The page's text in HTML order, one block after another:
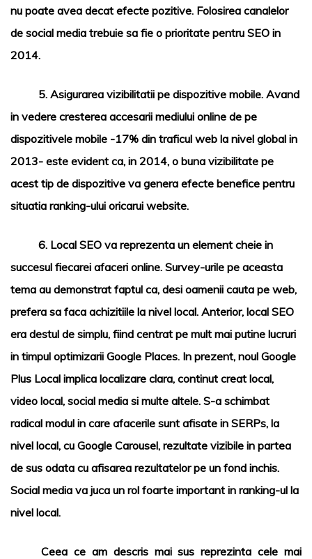
nu poate avea decat efecte pozitive. Folosirea canalelor
de social media trebuie sa fie o prioritate pentru SEO in
2014.
5. Asigurarea vizibilitatii pe dispozitive mobile. Avand
in vedere cresterea accesarii mediului online de pe
dispozitivele mobile -17% din traficul web la nivel global in
2013- este evident ca, in 2014, o buna vizibilitate pe
acest tip de dispozitive va genera efecte benefice pentru
situatia ranking-ului oricarui website.
6. Local SEO va reprezenta un element cheie in
succesul fiecarei afaceri online. Survey-urile pe aceasta
tema au demonstrat faptul ca, desi oamenii cauta pe web,
prefera sa faca achizitiile la nivel local. Anterior, local SEO
era destul de simplu, fiind centrat pe mult mai putine lucruri
in timpul optimizarii Google Places. In prezent, noul Google
Plus Local implica localizare clara, continut creat local,
video local, social media si multe altele. S-a schimbat
radical modul in care afacerile sunt afisate in SERPs, la
nivel local, cu Google Carousel, rezultate vizibile in partea
de sus odata cu afisarea rezultatelor pe un fond inchis.
Social media va juca un rol foarte important in ranking-ul la
nivel local.
Ceea ce am descris mai sus reprezinta cele mai